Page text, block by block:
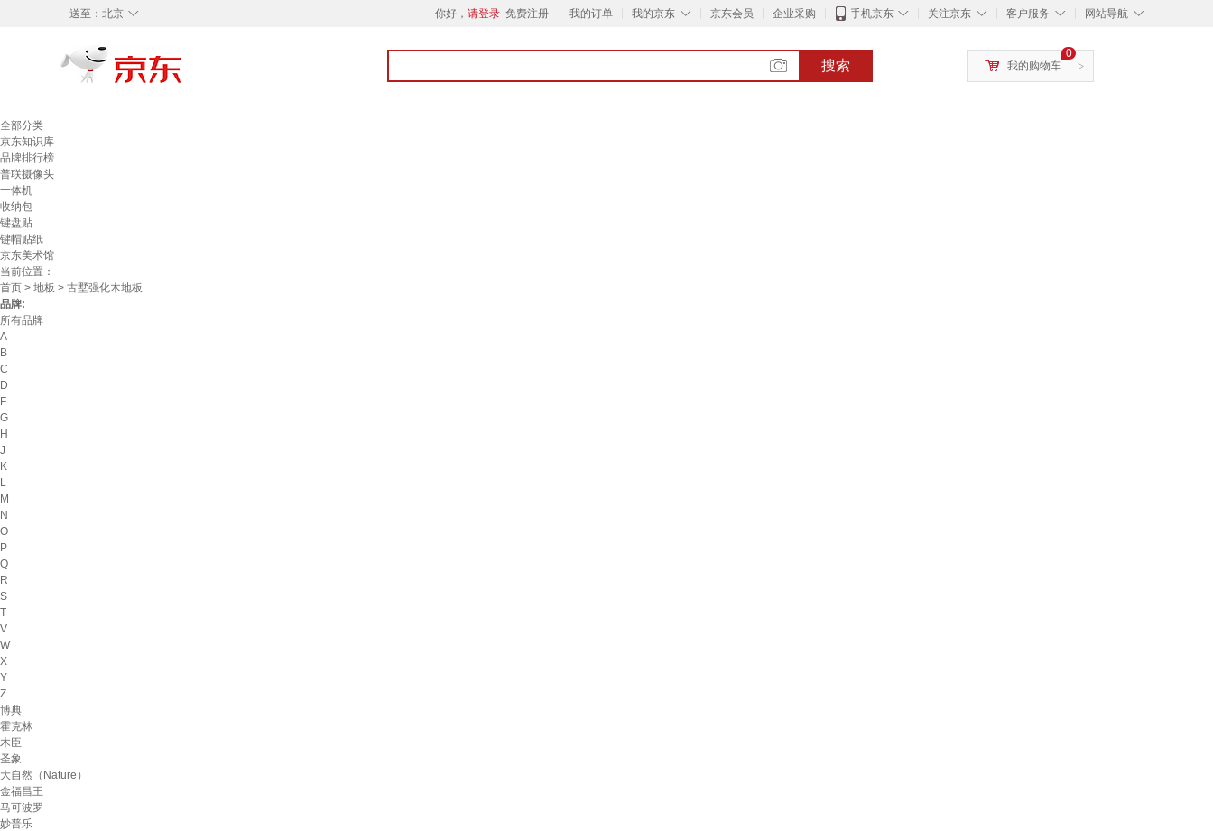
◇
送至： 北京 你好， 请登录 免费注册 我的订单 ◇
我的京东 京东会员 企业采购 ◇
手机京东 ◇
关注京东 ◇
客户服务 ◇
网站导航
搜索 >
0
我的购物车
全部分类
京东知识库
品牌排行榜
普联摄像头
一体机
收纳包
键盘贴
键帽贴纸
京东美术馆
当前位置：
首页 > 地板 > 古墅强化木地板
品牌:
所有品牌
A
B
C
D
F
G
H
J
K
L
M
N
O
P
Q
R
S
T
V
W
X
Y
Z
博典
霍克林
木臣
圣象
大自然（Nature）
金福昌王
马可波罗
妙普乐